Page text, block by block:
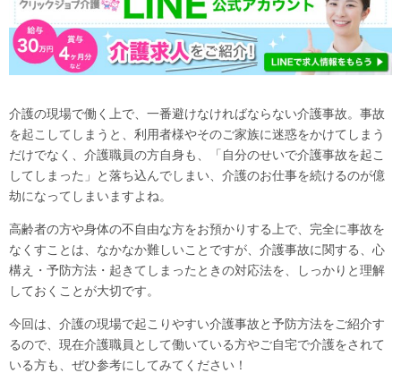
介護の現場で働く上で、一番避けなければならない介護事故。事故
を起こしてしまうと、利用者様やそのご家族に迷惑をかけてしまう
だけでなく、介護職員の方自身も、「自分のせいで介護事故を起こ
してしまった」と落ち込んでしまい、介護のお仕事を続けるのが億
劫になってしまいますよね。
高齢者の方や身体の不自由な方をお預かりする上で、完全に事故を
なくすことは、なかなか難しいことですが、介護事故に関する、心
構え・予防方法・起きてしまったときの対応法を、しっかりと理解
しておくことが大切です。
今回は、介護の現場で起こりやすい介護事故と予防方法をご紹介す
るので、現在介護職員として働いている方やご自宅で介護をされて
いる方も、ぜひ参考にしてみてください！